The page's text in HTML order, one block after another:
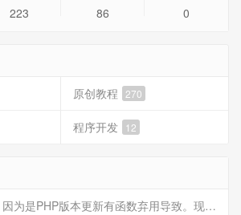
223 86 0
原创教程 270
程序开发 12
已经处理，因为是PHP版本更新有函数弃用导致。现已经修复